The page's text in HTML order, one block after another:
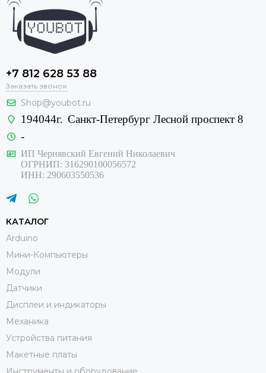
+7 812 628 53 88
Заказать звонок
Shop@youbot.ru
194044г. Санкт-Петербург Лесной проспект 8
-
ИП Чернявский Евгений Николаевич
ОГРНИП: 316290100056572
ИНН: 290603550536
КАТАЛОГ
Arduino
Мини-Компьютеры
Модули
Датчики
Дисплеи и индикаторы
Механика
Устройства питания
Макетные платы